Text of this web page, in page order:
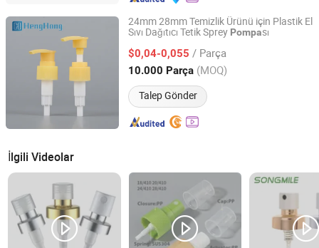
24mm 28mm Temizlik Ürünü için Plastik El
Sıvı Dağıtıcı Tetik Sprey Pompası
$0,04-0,055 / Parça
10.000 Parça (MOQ)
Talep Gönder
Ningbo Henghong Packaging Co., Ltd.
Zhejiang, China Fiyat 2020
İlgili Videolar